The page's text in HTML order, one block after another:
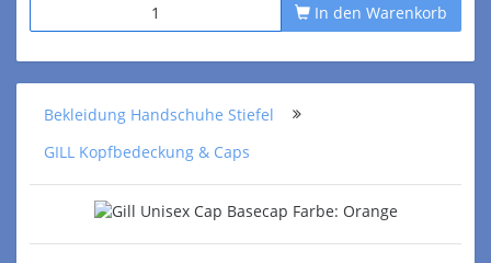
In den Warenkorb
Bekleidung Handschuhe Stiefel
GILL Kopfbedeckung & Caps